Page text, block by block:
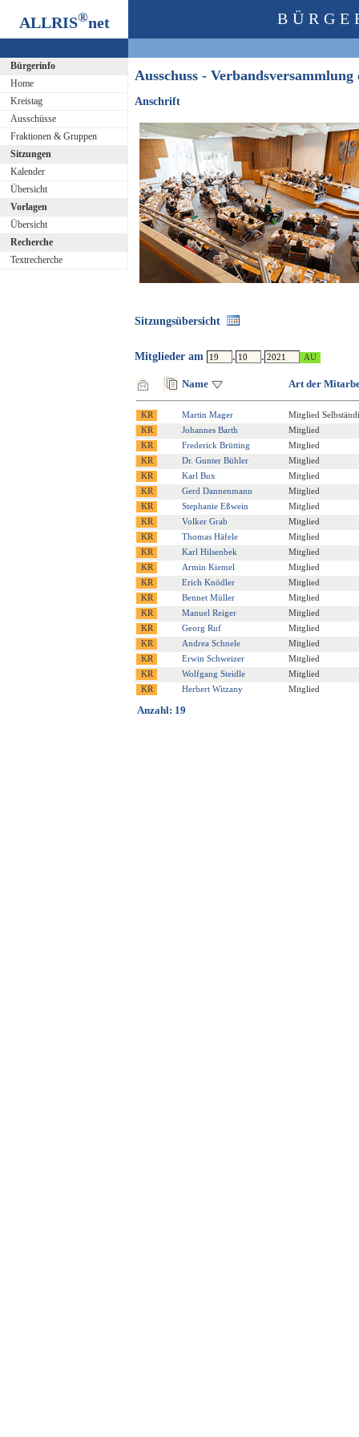
ALLRIS®net
Bürgerinfo
Home
Kreistag
Ausschüsse
Fraktionen & Gruppen
Sitzungen
Kalender
Übersicht
Vorlagen
Übersicht
Recherche
Textrecherche
Ausschuss -
Anschrift
Sitzungsübersicht
Mitglieder am . .
Name Art der
Martin Mager
Mitglied
Johannes Barth
Mitglied
Frederick Brütting
Mitglied
Dr. Gunter Bühler
Mitglied
Karl Bux
Mitglied
Gerd Dannenmann
Mitglied
Stephanie Eßwein
Mitglied
Volker Grab
Mitglied
Thomas Häfele
Mitglied
Karl Hilsenbek
Mitglied
Armin Kiemel
Mitglied
Erich Knödler
Mitglied
Bennet Müller
Mitglied
Manuel Reiger
Mitglied
Georg Ruf
Mitglied
Andrea Schnele
Mitglied
Erwin Schweizer
Mitglied
Wolfgang Steidle
Mitglied
Herbert Witzany
Mitglied
Anzahl: 19